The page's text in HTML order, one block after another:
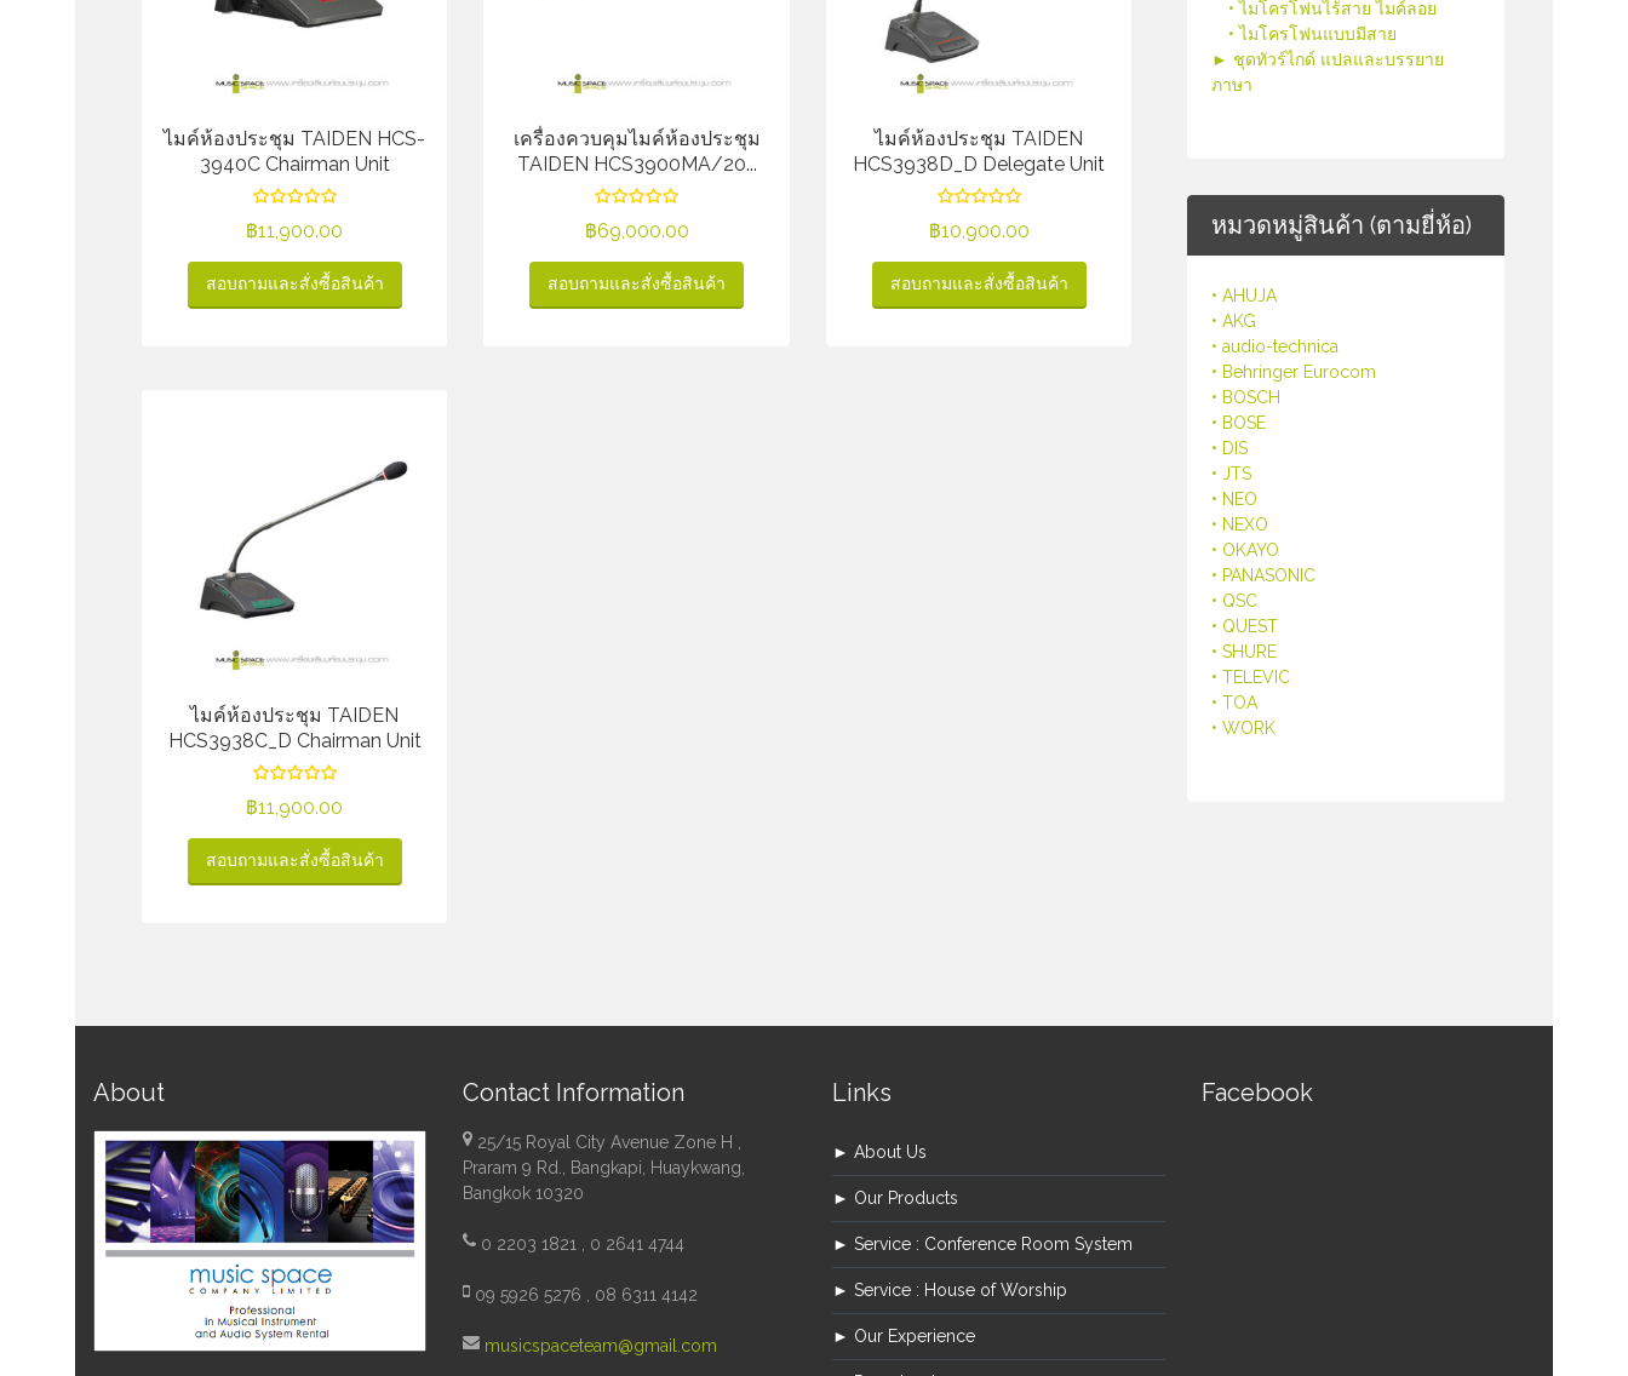
• ไมโครโฟนไร้สาย ไมค์ลอย
• ไมโครโฟนแบบมีสาย
► ชุดทัวร์ไกด์ แปลและบรรยาย
ภาษา
หมวดหมู่สินค้า (ตามยี่ห้อ)
• AHUJA
• AKG
• audio-technica
• Behringer Eurocom
• BOSCH
• BOSE
• DIS
• JTS
• NEO
• NEXO
• OKAYO
• PANASONIC
• QSC
• QUEST
• SHURE
• TELEVIC
• TOA
• WORK
ไมค์ห้องประชุม TAIDEN HCS-
3940C Chairman Unit
฿11,900.00
สอบถามและสั่งซื้อสินค้า
เครื่องควบคุมไมค์ห้องประชุม
TAIDEN HCS3900MA/20...
฿69,000.00
สอบถามและสั่งซื้อสินค้า
ไมค์ห้องประชุม TAIDEN
HCS3938D_D Delegate Unit
฿10,900.00
สอบถามและสั่งซื้อสินค้า
ไมค์ห้องประชุม TAIDEN
HCS3938C_D Chairman Unit
฿11,900.00
สอบถามและสั่งซื้อสินค้า
About Contact Information
25/15 Royal City Avenue Zone H ,
Praram 9 Rd., Bangkapi, Huaykwang,
Bangkok 10320
0 2203 1821 , 0 2641 4744
09 5926 5276 , 08 6311 4142
musicspaceteam@gmail.com
Links
► About Us
► Our Products
► Service : Conference Room System
► Service : House of Worship
► Our Experience
Facebook